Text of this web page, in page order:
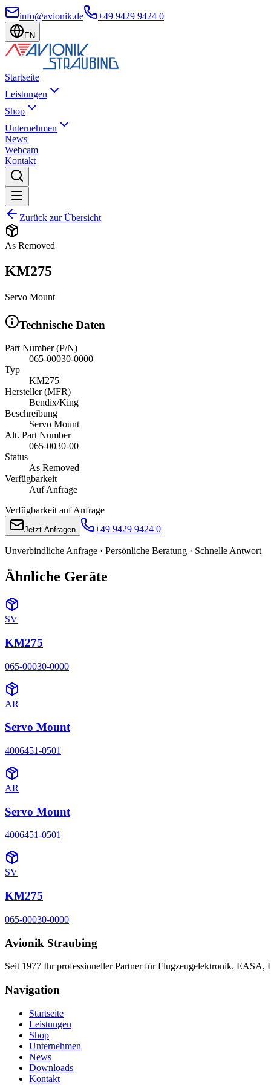
info@avionik.de +49 9429 9424 0
EN
Startseite
Leistungen
Shop
Unternehmen
News
Webcam
Kontakt
Zurück zur Übersicht
As Removed
KM275
Servo Mount
Technische Daten
Part Number (P/N)
065-00030-0000
Typ
KM275
Hersteller (MFR)
Bendix/King
Beschreibung
Servo Mount
Alt. Part Number
065-0030-00
Status
As Removed
Verfügbarkeit
Auf Anfrage
Verfügbarkeit auf Anfrage
Jetzt Anfragen +49 9429 9424 0
Unverbindliche Anfrage · Persönliche Beratung · Schnelle Antwort
Ähnliche Geräte
SV
KM275
065-00030-0000
AR
Servo Mount
4006451-0501
AR
Servo Mount
4006451-0501
SV
KM275
065-00030-0000
Avionik Straubing
Seit 1977 Ihr professioneller Partner für Flugzeugelektronik.
Navigation
Startseite
Leistungen
Shop
Unternehmen
News
Downloads
Kontakt